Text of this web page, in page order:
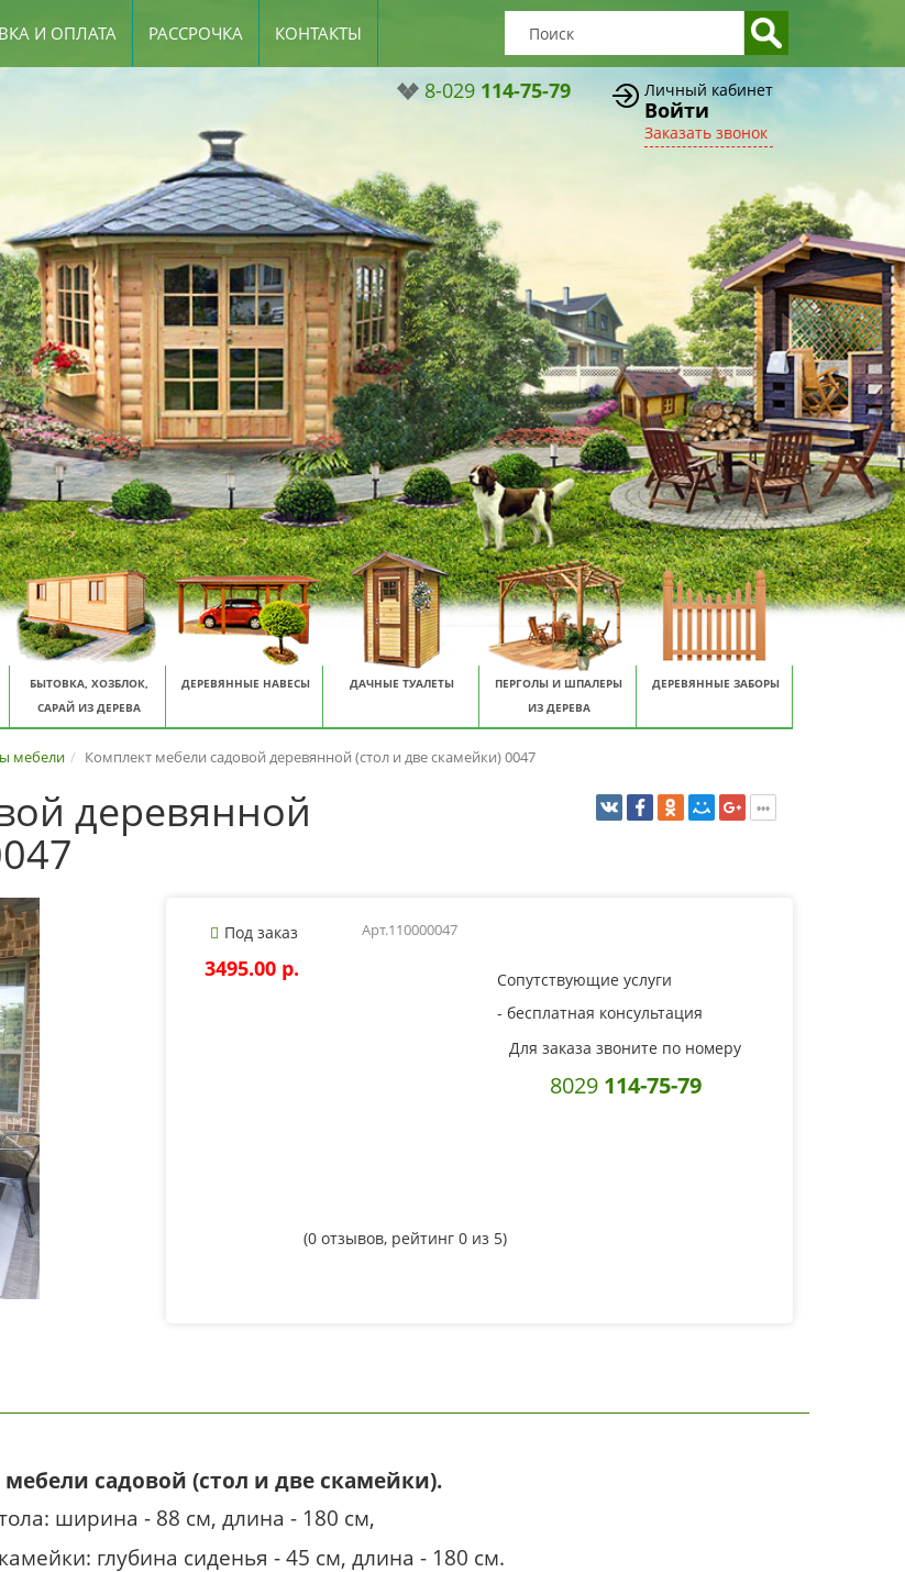
И ОПЛАТА РАССРОЧКА КОНТАКТЫ
8-029 114-75-79 Личный кабинет
Войти
Заказать звонок
БЫТОВКА, ХОЗБЛОК,
САРАЙ ИЗ ДЕРЕВА
ДЕРЕВЯННЫЕ НАВЕСЫ ДАЧНЫЕ ТУАЛЕТЫ
ПЕРГОЛЫ И ШПАЛЕРЫ
ИЗ ДЕРЕВА
ДЕРЕВЯННЫЕ ЗАБОРЫ
мебели Комплект мебели садовой деревянной (стол и две скамейки) 0047
деревянной
Под заказ Арт.110000047
3495.00 p.
Сопутствующие услуги
- бесплатная консультация
Для заказа звоните по номеру
8029 114-75-79
(0 отзывов, рейтинг 0 из 5)
садовой (стол и две скамейки).
ширина - 88 см, длина - 180 см,
глубина сиденья - 45 см, длина - 180 см.